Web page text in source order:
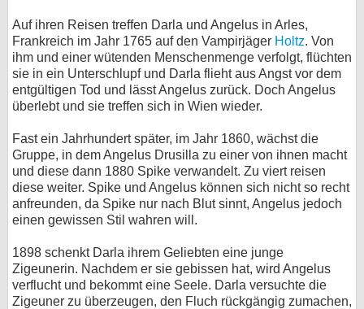
Auf ihren Reisen treffen Darla und Angelus in Arles,
Frankreich im Jahr 1765 auf den Vampirjäger Holtz. Von
ihm und einer wütenden Menschenmenge verfolgt, flüchten
sie in ein Unterschlupf und Darla flieht aus Angst vor dem
entgültigen Tod und lässt Angelus zurück. Doch Angelus
überlebt und sie treffen sich in Wien wieder.
Fast ein Jahrhundert später, im Jahr 1860, wächst die
Gruppe, in dem Angelus Drusilla zu einer von ihnen macht
und diese dann 1880 Spike verwandelt. Zu viert reisen
diese weiter. Spike und Angelus können sich nicht so recht
anfreunden, da Spike nur nach Blut sinnt, Angelus jedoch
einen gewissen Stil wahren will.
1898 schenkt Darla ihrem Geliebten eine junge
Zigeunerin. Nachdem er sie gebissen hat, wird Angelus
verflucht und bekommt eine Seele. Darla versuchte die
Zigeuner zu überzeugen, den Fluch rückgängig zumachen,